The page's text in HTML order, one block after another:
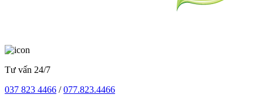
Tư vấn 24/7
037 823 4466 /077.823.4466